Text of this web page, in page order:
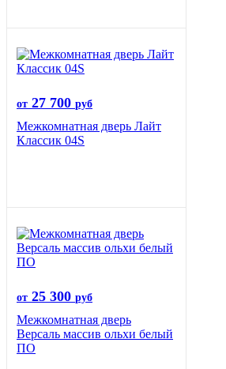
от 27 700 руб
Межкомнатная дверь Лайт
Классик 04S
от 25 300 руб
Межкомнатная дверь
Версаль массив ольхи белый
ПО